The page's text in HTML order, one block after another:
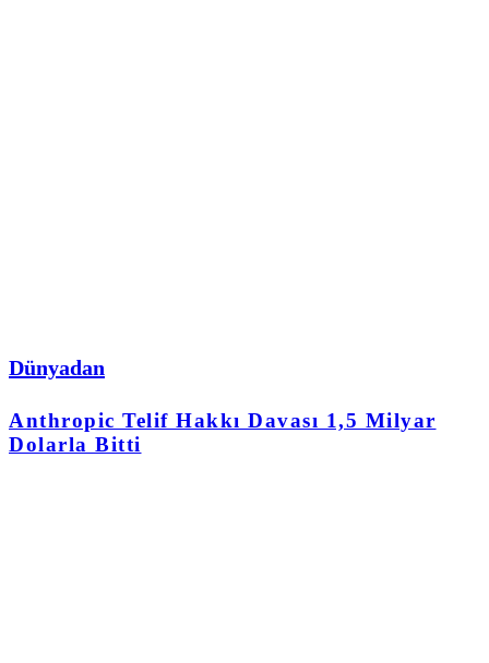
Dünyadan
Anthropic Telif Hakkı Davası 1,5 Milyar
Dolarla Bitti